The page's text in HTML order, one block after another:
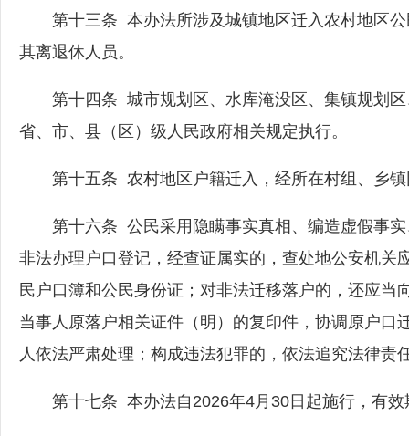
第十三条 本办法所涉及城镇地区迁入农村地区公
其离退休人员。
第十四条 城市规划区、水库淹没区、集镇规划区
省、市、县（区）级人民政府相关规定执行。
第十五条 农村地区户籍迁入，经所在村组、乡镇
第十六条 公民采用隐瞒事实真相、编造虚假事实
非法办理户口登记，经查证属实的，查处地公安机关
民户口簿和公民身份证；对非法迁移落户的，还应
当事人原落户相关证件（明）的复印件，协调原户口
人依法严肃处理；构成违法犯罪的，依法追究法律责
第十七条 本办法自2026年4月30日起施行，有效